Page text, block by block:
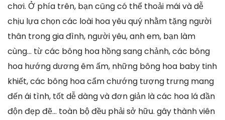
chơi. Ở phía trên, bạn cũng có thể thoải mái và dễ
chịu lựa chọn các loài hoa yêu quý nhằm tặng người
thân trong gia đình, người yêu, anh em, bạn làm
cùng… từ các bông hoa hồng sang chảnh, các bông
hoa hướng dương êm ấm, những bông hoa baby tinh
khiết, các bông hoa cẩm chướng tượng trưng mang
đến ái tình, tốt dễ dàng và đơn giản là các hoa lá đần
độn đẹp đẽ… toàn bộ đều phải sở hữu. gây thành viên